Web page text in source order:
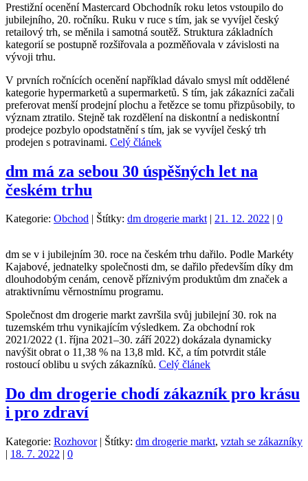
Prestižní ocenění Mastercard Obchodník roku letos vstoupilo do
jubilejního, 20. ročníku. Ruku v ruce s tím, jak se vyvíjel český
retailový trh, se měnila i samotná soutěž. Struktura základních
kategorií se postupně rozšiřovala a pozměňovala v závislosti na
vývoji trhu.
V prvních ročnících ocenění například dávalo smysl mít oddělené
kategorie hypermarketů a supermarketů. S tím, jak zákazníci začali
preferovat menší prodejní plochu a řetězce se tomu přizpůsobily, to
význam ztratilo. Stejně tak rozdělení na diskontní a nediskontní
prodejce pozbylo opodstatnění s tím, jak se vyvíjel český trh
prodejen s potravinami. Celý článek
dm má za sebou 30 úspěšných let na
českém trhu
Kategorie: Obchod | Štítky: dm drogerie markt | 21. 12. 2022 | 0
dm se v i jubilejním 30. roce na českém trhu dařilo. Podle Markéty
Kajabové, jednatelky společnosti dm, se dařilo především díky dm
dlouhodobým cenám, cenově příznivým produktům dm značek a
atraktivnímu věrnostnímu programu.
Společnost dm drogerie markt završila svůj jubilejní 30. rok na
tuzemském trhu vynikajícím výsledkem. Za obchodní rok
2021/2022 (1. října 2021–30. září 2022) dokázala dynamicky
navýšit obrat o 11,38 % na 13,8 mld. Kč, a tím potvrdit stále
rostoucí oblibu u svých zákazníků. Celý článek
Do dm drogerie chodí zákazník pro krásu
i pro zdraví
Kategorie: Rozhovor | Štítky: dm drogerie markt, vztah se zákazníky
| 18. 7. 2022 | 0